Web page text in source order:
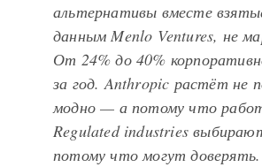
альтернативы вместе
данным Menlo Ventures, не
От 24% до 40%
за год. Anthropic растёт не
модно — а потому что
Regulated industries
потому что могут